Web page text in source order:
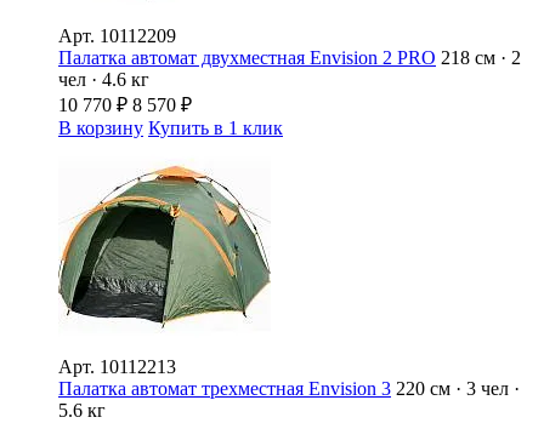
Арт. 10112209
Палатка автомат двухместная Envision 2 PRO 218 см · 2
чел · 4.6 кг
10 770 ₽ 8 570 ₽
В корзину Купить в 1 клик
Арт. 10112213
Палатка автомат трехместная Envision 3 220 см · 3 чел ·
5.6 кг